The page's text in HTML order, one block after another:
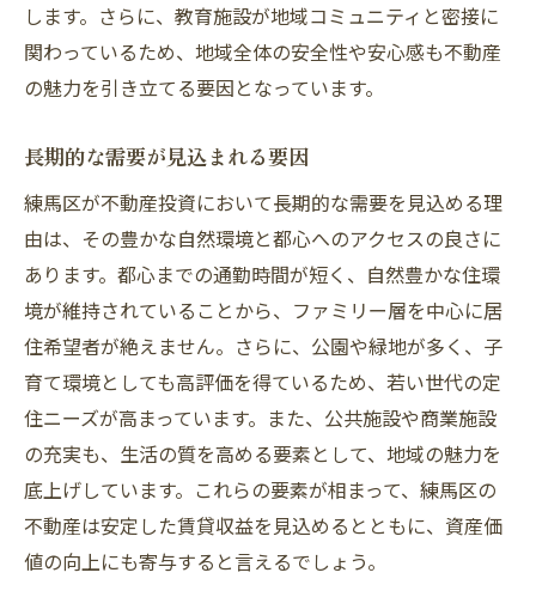
します。さらに、教育施設が地域コミュニティと密接に
関わっているため、地域全体の安全性や安心感も不動産
の魅力を引き立てる要因となっています。
長期的な需要が見込まれる要因
練馬区が不動産投資において長期的な需要を見込める理
由は、その豊かな自然環境と都心へのアクセスの良さに
あります。都心までの通勤時間が短く、自然豊かな住環
境が維持されていることから、ファミリー層を中心に居
住希望者が絶えません。さらに、公園や緑地が多く、子
育て環境としても高評価を得ているため、若い世代の定
住ニーズが高まっています。また、公共施設や商業施設
の充実も、生活の質を高める要素として、地域の魅力を
底上げしています。これらの要素が相まって、練馬区の
不動産は安定した賃貸収益を見込めるとともに、資産価
値の向上にも寄与すると言えるでしょう。